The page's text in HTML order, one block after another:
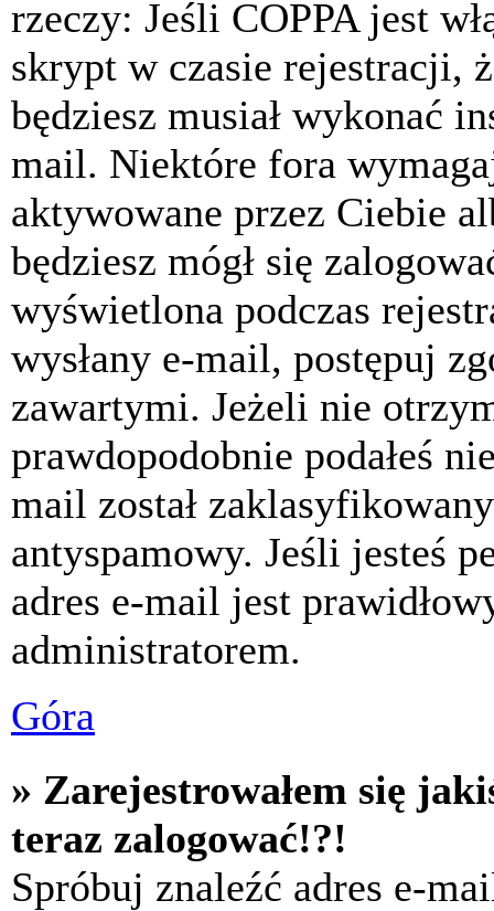
rzeczy: Jeśli COPPA jest
skrypt w czasie rejestracji,
będziesz musiał wykonać
mail. Niektóre fora
aktywowane przez Ciebie
będziesz mógł się
wyświetlona podczas
wysłany e-mail, postępuj
zawartymi. Jeżeli nie
prawdopodobnie podałeś
mail został
antyspamowy. Jeśli jesteś
adres e-mail jest
administratorem.
Góra
» Zarejestrowałem się
teraz zalogować!?!
Spróbuj znaleźć adres e-